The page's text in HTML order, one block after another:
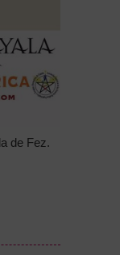
de Fez.